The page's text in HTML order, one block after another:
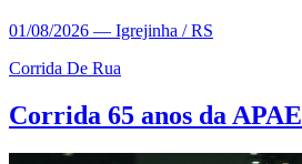
01/08/2026 — Igrejinha / RS
Corrida De Rua
Corrida 65 anos da APAE